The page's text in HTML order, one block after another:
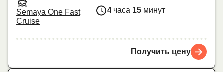
Semaya One Fast
Cruise
4 часа 15 минут
Получить цену